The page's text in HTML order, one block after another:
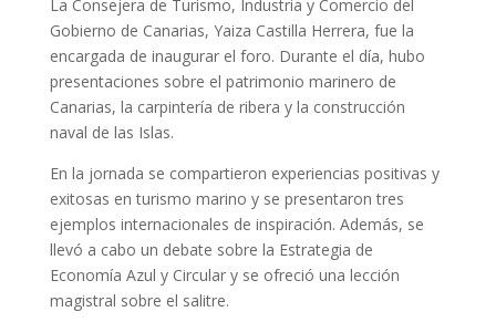
La Consejera de Turismo, Industria y Comercio del
Gobierno de Canarias, Yaiza Castilla Herrera, fue la
encargada de inaugurar el foro. Durante el día, hubo
presentaciones sobre el patrimonio marinero de
Canarias, la carpintería de ribera y la construcción
naval de las Islas.
En la jornada se compartieron experiencias positivas y
exitosas en turismo marino y se presentaron tres
ejemplos internacionales de inspiración. Además, se
llevó a cabo un debate sobre la Estrategia de
Economía Azul y Circular y se ofreció una lección
magistral sobre el salitre.